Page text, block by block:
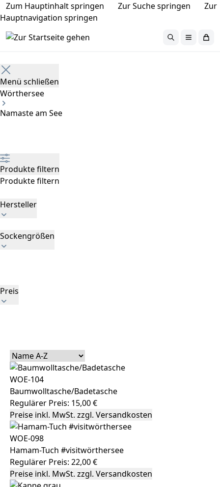
Zum Hauptinhalt springen Zur Suche springen
Zur
Hauptnavigation springen
Menü schließen
Wörthersee
Namaste am See
Produkte filtern
Produkte filtern
Hersteller
Sockengrößen
Preis
WOE-104
Baumwolltasche/Badetasche
Regulärer Preis: 15,00 €
Preise inkl. MwSt. zzgl. Versandkosten
WOE-098
Hamam-Tuch #visitwörthersee
Regulärer Preis: 22,00 €
Preise inkl. MwSt. zzgl. Versandkosten